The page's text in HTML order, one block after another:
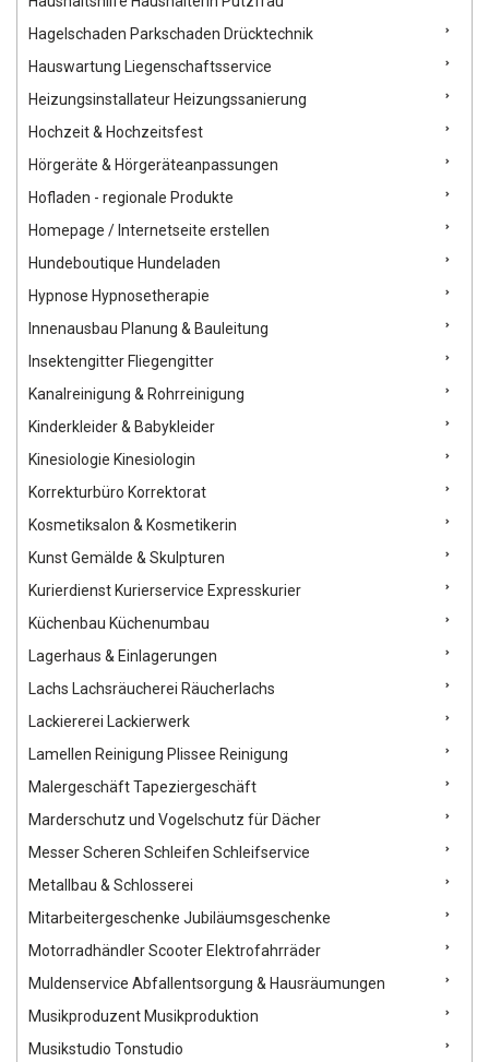
Hagelschaden Parkschaden Drücktechnik
Hauswartung Liegenschaftsservice
Heizungsinstallateur Heizungssanierung
Hochzeit & Hochzeitsfest
Hörgeräte & Hörgeräteanpassungen
Hofladen - regionale Produkte
Homepage / Internetseite erstellen
Hundeboutique Hundeladen
Hypnose Hypnosetherapie
Innenausbau Planung & Bauleitung
Insektengitter Fliegengitter
Kanalreinigung & Rohrreinigung
Kinderkleider & Babykleider
Kinesiologie Kinesiologin
Korrekturbüro Korrektorat
Kosmetiksalon & Kosmetikerin
Kunst Gemälde & Skulpturen
Kurierdienst Kurierservice Expresskurier
Küchenbau Küchenumbau
Lagerhaus & Einlagerungen
Lachs Lachsräucherei Räucherlachs
Lackiererei Lackierwerk
Lamellen Reinigung Plissee Reinigung
Malergeschäft Tapeziergeschäft
Marderschutz und Vogelschutz für Dächer
Messer Scheren Schleifen Schleifservice
Metallbau & Schlosserei
Mitarbeitergeschenke Jubiläumsgeschenke
Motorradhändler Scooter Elektrofahrräder
Muldenservice Abfallentsorgung & Hausräumungen
Musikproduzent Musikproduktion
Musikstudio Tonstudio